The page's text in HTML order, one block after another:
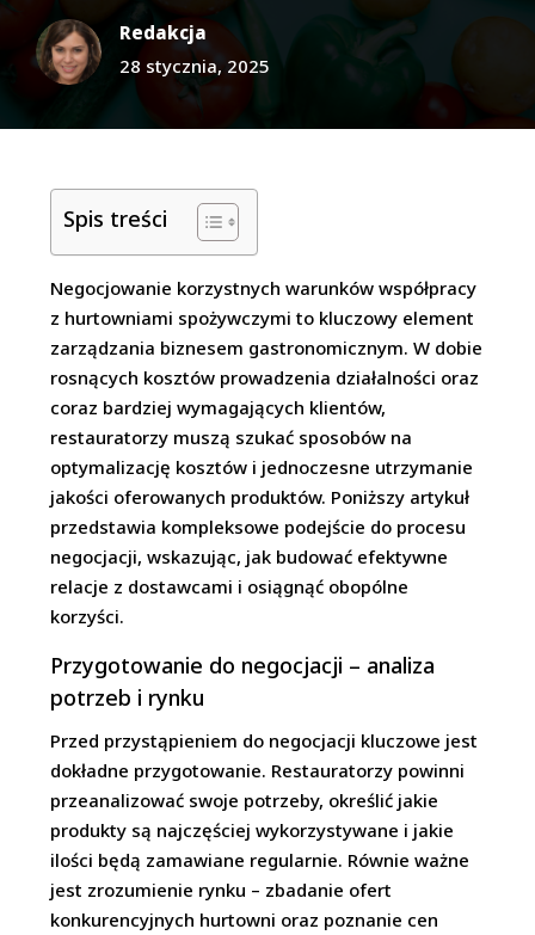
Redakcja
28 stycznia, 2025
Spis treści
Negocjowanie korzystnych warunków współpracy
z hurtowniami spożywczymi to kluczowy element
zarządzania biznesem gastronomicznym. W dobie
rosnących kosztów prowadzenia działalności oraz
coraz bardziej wymagających klientów,
restauratorzy muszą szukać sposobów na
optymalizację kosztów i jednoczesne utrzymanie
jakości oferowanych produktów. Poniższy artykuł
przedstawia kompleksowe podejście do procesu
negocjacji, wskazując, jak budować efektywne
relacje z dostawcami i osiągnąć obopólne
korzyści.
Przygotowanie do negocjacji – analiza
potrzeb i rynku
Przed przystąpieniem do negocjacji kluczowe jest
dokładne przygotowanie. Restauratorzy powinni
przeanalizować swoje potrzeby, określić jakie
produkty są najczęściej wykorzystywane i jakie
ilości będą zamawiane regularnie. Równie ważne
jest zrozumienie rynku – zbadanie ofert
konkurencyjnych hurtowni oraz poznanie cen